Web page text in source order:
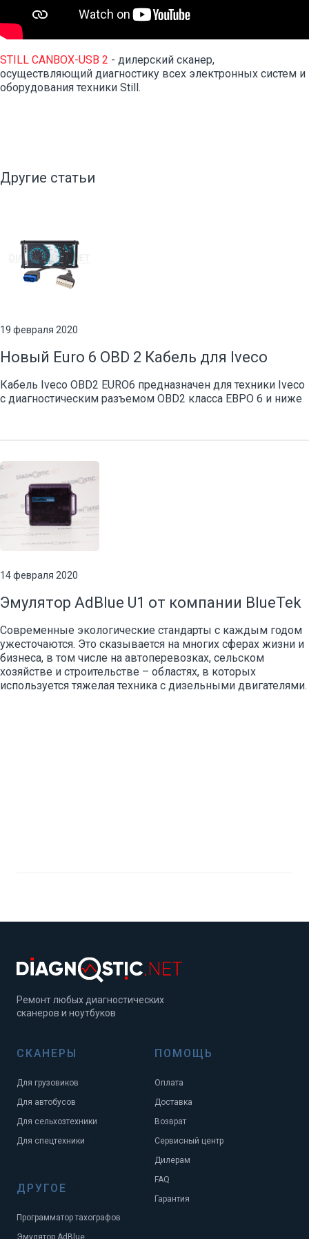
STILL CANBOX-USB 2 - дилерский сканер,
осуществляющий диагностику всех электронных систем и
оборудования техники Still.
Другие статьи
19 февраля 2020
Новый Euro 6 OBD 2 Кабель для Iveco
Кабель Iveco OBD2 EURO6 предназначен для техники Iveco
с диагностическим разъемом OBD2 класса ЕВРО 6 и ниже
14 февраля 2020
Эмулятор AdBlue U1 от компании BlueTek
Современные экологические стандарты с каждым годом
ужесточаются. Это сказывается на многих сферах жизни и
бизнеса, в том числе на автоперевозках, сельском
хозяйстве и строительстве – областях, в которых
используется тяжелая техника с дизельными двигателями.
Ремонт любых диагностических
сканеров и ноутбуков
СКАНЕРЫ
Для грузовиков
Для автобусов
Для сельхозтехники
Для спецтехники
ДРУГОЕ
Программатор тахографов
Эмулятор AdBlue
ПОМОЩЬ
Оплата
Доставка
Возврат
Сервисный центр
Дилерам
FAQ
Гарантия